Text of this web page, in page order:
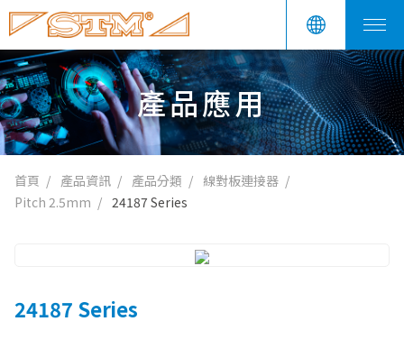
產品應用
首頁 產品資訊 產品分類
線對板連接器
Pitch 2.5mm
24187 Series
24187 Series